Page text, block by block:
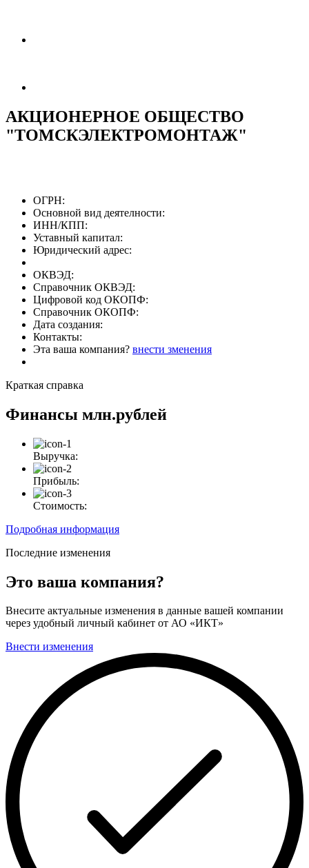
АКЦИОНЕРНОЕ ОБЩЕСТВО
"ТОМСКЭЛЕКТРОМОНТАЖ"
ОГРН:
Основной вид деятелности:
ИНН/КПП:
Уставный капитал:
Юридический адрес:
ОКВЭД:
Справочник ОКВЭД:
Цифровой код ОКОПФ:
Справочник ОКОПФ:
Дата создания:
Контакты:
Эта ваша компания? внести зменения
Краткая справка
Финансы млн.рублей
Выручка:
Прибыль:
Стоимость:
Подробная информация
Последние изменения
Это ваша компания?
Внесите актуальные изменения в данные вашей компании
через удобный личный кабинет от АО «ИКТ»
Внести изменения